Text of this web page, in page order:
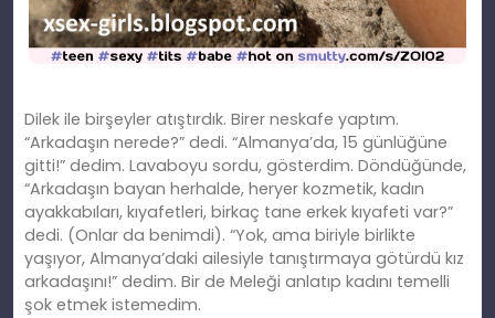
Dilek ile birşeyler atıştırdık. Birer neskafe yaptım.
“Arkadaşın nerede?” dedi. “Almanya’da, 15 günlüğüne
gitti!” dedim. Lavaboyu sordu, gösterdim. Döndüğünde,
“Arkadaşın bayan herhalde, heryer kozmetik, kadın
ayakkabıları, kıyafetleri, birkaç tane erkek kıyafeti var?”
dedi. (Onlar da benimdi). “Yok, ama biriyle birlikte
yaşıyor, Almanya’daki ailesiyle tanıştırmaya götürdü kız
arkadaşını!” dedim. Bir de Meleği anlatıp kadını temelli
şok etmek istemedim.